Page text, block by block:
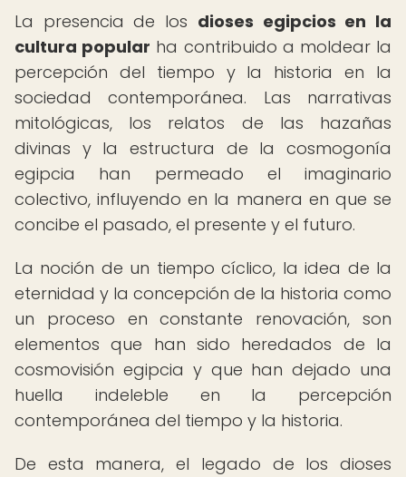
La presencia de los dioses egipcios en la
cultura popular ha contribuido a moldear la
percepción del tiempo y la historia en la
sociedad contemporánea. Las narrativas
mitológicas, los relatos de las hazañas
divinas y la estructura de la cosmogonía
egipcia han permeado el imaginario
colectivo, influyendo en la manera en que se
concibe el pasado, el presente y el futuro.
La noción de un tiempo cíclico, la idea de la
eternidad y la concepción de la historia como
un proceso en constante renovación, son
elementos que han sido heredados de la
cosmovisión egipcia y que han dejado una
huella indeleble en la percepción
contemporánea del tiempo y la historia.
De esta manera, el legado de los dioses